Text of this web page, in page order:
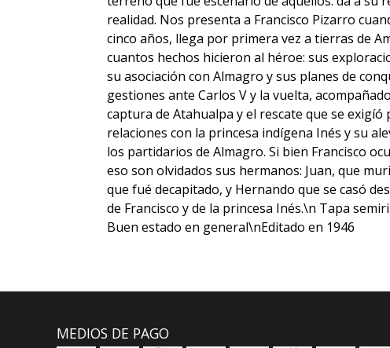
realidad. Nos presenta a Francisco Pizarro
cinco años, llega por primera vez a tierras de
cuantos hechos hicieron al héroe: sus
su asociación con Almagro y sus planes de
gestiones ante Carlos V y la vuelta,
captura de Atahualpa y el rescate que se exigíó
relaciones con la princesa indígena Inés y su
los partidarios de Almagro. Si bien Francisco
eso son olvidados sus hermanos: Juan, que
que fué decapitado, y Hernando que se casó
de Francisco y de la princesa Inés.\n Tapa
Buen estado en general\nEditado en 1946
MEDIOS DE PAGO